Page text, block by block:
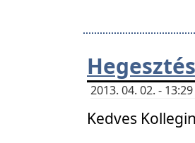
2013. 04. 02. -
Kedves